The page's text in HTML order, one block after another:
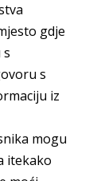
gdje
s
iz
mogu
itekako